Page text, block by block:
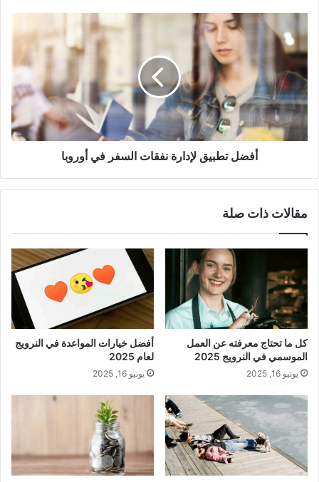
أفضل
تطبيق
لإدارة
نفقات
السفر
في
أوروبا
أفضل تطبيق لإدارة نفقات السفر في أوروبا
مقالات ذات صلة
كل ما تحتاج معرفته عن العمل
الموسمي في النرويج 2025
يونيو 16, 2025
أفضل خيارات المواعدة في النرويج
لعام 2025
يونيو 16, 2025